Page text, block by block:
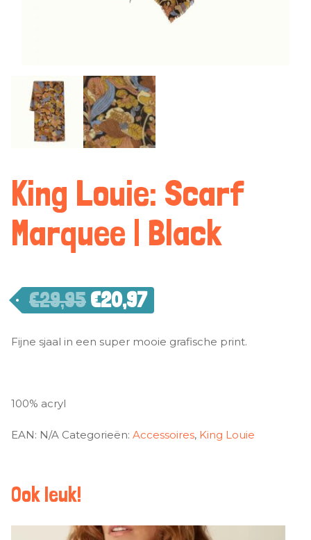
King Louie: Scarf
Marquee | Black
€29,95 €20,97
Fijne sjaal in een super mooie grafische print.
100% acryl
EAN: N/A Categorieën: Accessoires, King Louie
Ook leuk!